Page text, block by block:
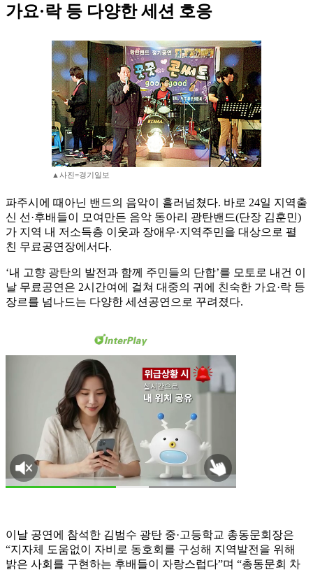
가요·락 등 다양한 세션 호응
▲사진=경기일보
파주시에 때아닌 밴드의 음악이 흘러넘쳤다. 바로 24일 지역출
신 선·후배들이 모여만든 음악 동아리 광탄밴드(단장 김훈민)
가 지역 내 저소득층 이웃과 장애우·지역주민을 대상으로 펼
친 무료공연장에서다.
‘내 고향 광탄의 발전과 함께 주민들의 단합’를 모토로 내건 이
날 무료공연은 2시간여에 걸쳐 대중의 귀에 친숙한 가요·락 등
장르를 넘나드는 다양한 세션공연으로 꾸려졌다.
이날 공연에 참석한 김범수 광탄 중·고등학교 총동문회장은
“지자체 도움없이 자비로 동호회를 구성해 지역발전을 위해
밝은 사회를 구현하는 후배들이 자랑스럽다”며 “총동문회 차